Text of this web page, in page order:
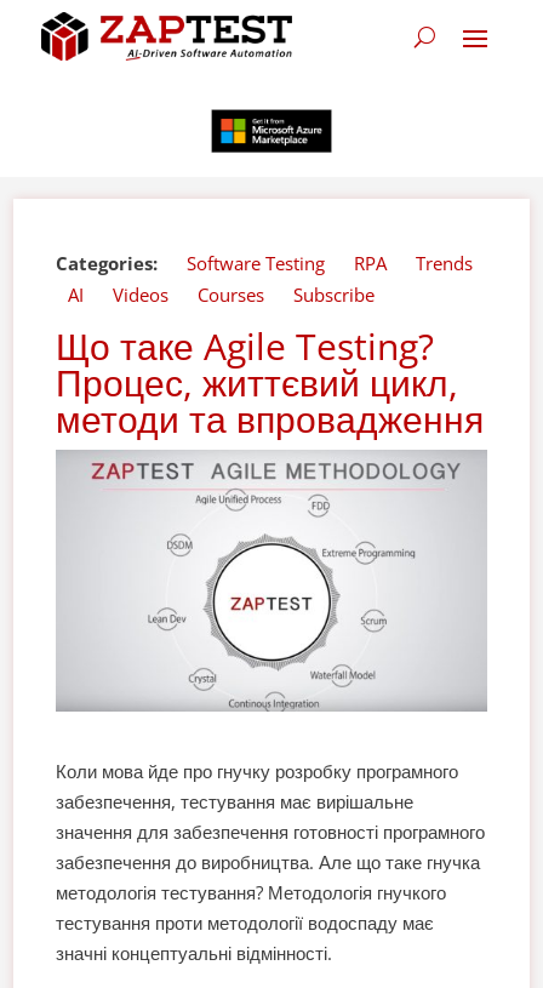
Categories: Software Testing RPA
Trends
AI
Videos Courses Subscribe
Що таке Agile Testing?
Процес, життєвий цикл,
методи та впровадження
Коли мова йде про гнучку розробку програмного
забезпечення, тестування має вирішальне
значення для забезпечення готовності програмного
забезпечення до виробництва. Але що таке гнучка
методологія тестування? Методологія гнучкого
тестування проти методології водоспаду має
значні концептуальні відмінності.